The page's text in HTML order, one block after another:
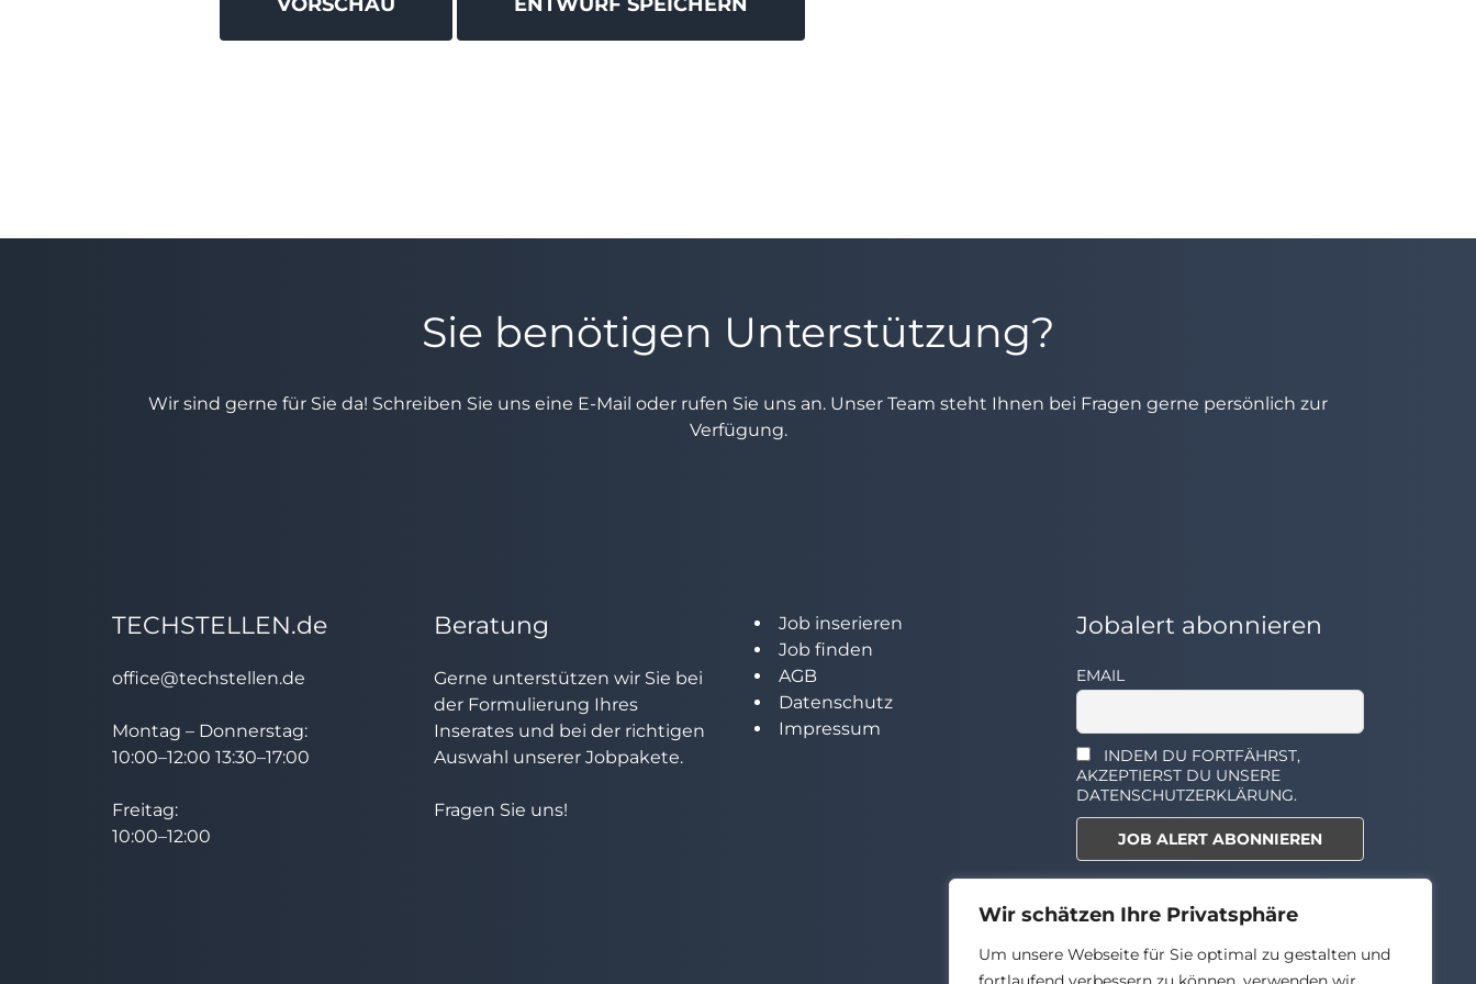
Wir schätzen Ihre Privatsphäre
Um unsere Webseite für Sie optimal zu gestalten und
Sie benötigen Unterstützung?
Wir sind gerne für Sie da! Schreiben Sie uns eine E-Mail oder rufen Sie uns an. Unser Team steht Ihnen bei Fragen gerne persönlich zur
Verfügung.
TECHSTELLEN.de
office@techstellen.de
Montag – Donnerstag:
10:00–12:00 13:30–17:00
Freitag:
10:00–12:00
Beratung
Gerne unterstützen wir Sie bei
der Formulierung Ihres
Inserates und bei der richtigen
Auswahl unserer Jobpakete.
Fragen Sie uns!
Job inserieren
Job finden
AGB
Datenschutz
Impressum
Jobalert abonnieren
EMAIL
INDEM DU FORTFÄHRST,
AKZEPTIERST DU UNSERE
DATENSCHUTZERKLÄRUNG.
Select the widget you want to